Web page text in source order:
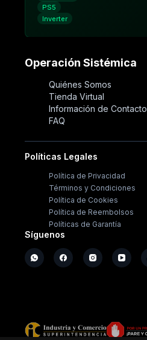
PS5
Inverter
Operación Sistémica
Quiénes Somos
Tienda Virtual
Información de Contacto
FAQ
Políticas Legales
Política de Privacidad
Términos y Condiciones
Política de Cookies
Política de Reembolsos
Políticas de Garantía
Síguenos